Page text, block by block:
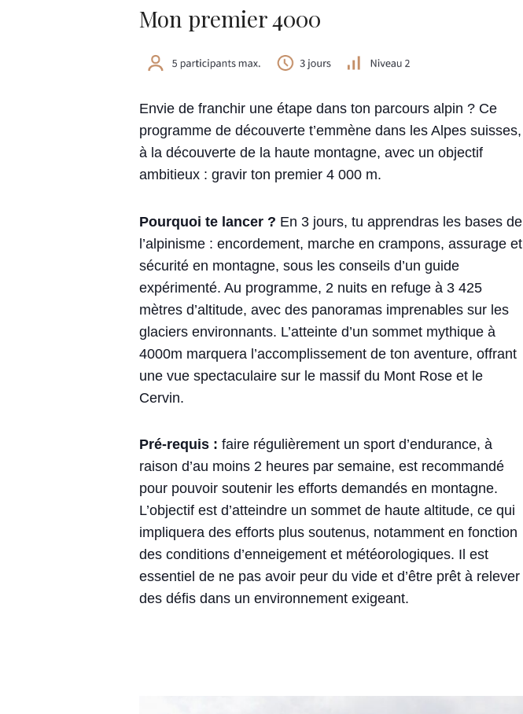
Mon premier 4000
Envie de franchir une étape dans ton parcours alpin ? Ce
programme de découverte t’emmène dans les Alpes suisses,
à la découverte de la haute montagne, avec un objectif
ambitieux : gravir ton premier 4 000 m.
Pourquoi te lancer ? En 3 jours, tu apprendras les bases de
l’alpinisme : encordement, marche en crampons, assurage et
sécurité en montagne, sous les conseils d’un guide
expérimenté. Au programme, 2 nuits en refuge à 3 425
mètres d’altitude, avec des panoramas imprenables sur les
glaciers environnants. L’atteinte d’un sommet mythique à
4000m marquera l’accomplissement de ton aventure, offrant
une vue spectaculaire sur le massif du Mont Rose et le
Cervin.
Pré-requis : faire régulièrement un sport d’endurance, à
raison d’au moins 2 heures par semaine, est recommandé
pour pouvoir soutenir les efforts demandés en montagne.
L’objectif est d’atteindre un sommet de haute altitude, ce qui
impliquera des efforts plus soutenus, notamment en fonction
des conditions d’enneigement et météorologiques. Il est
essentiel de ne pas avoir peur du vide et d’être prêt à relever
des défis dans un environnement exigeant.